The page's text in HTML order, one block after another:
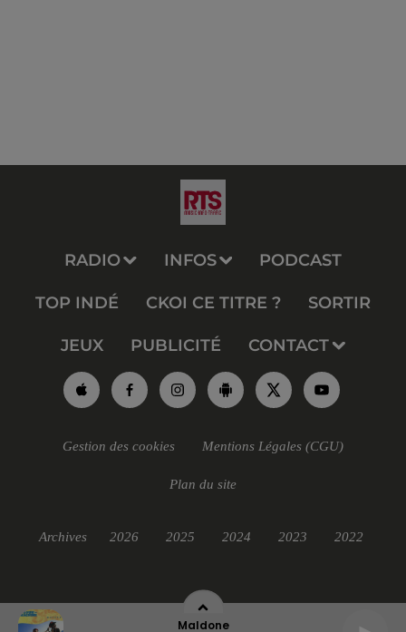
Maldone
RADIO INFOS PODCAST
TOP INDÉ CKOI CE TITRE ? SORTIR
JEUX PUBLICITÉ CONTACT
Gestion des cookies Mentions Légales (CGU)
Plan du site
Archives 2026 2025 2024 2023 2022